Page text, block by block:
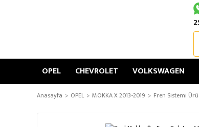
OPEL CHEVROLET VOLKSWAGEN
Anasayfa OPEL MOKKA X 2013-2019 Fren Sistemi